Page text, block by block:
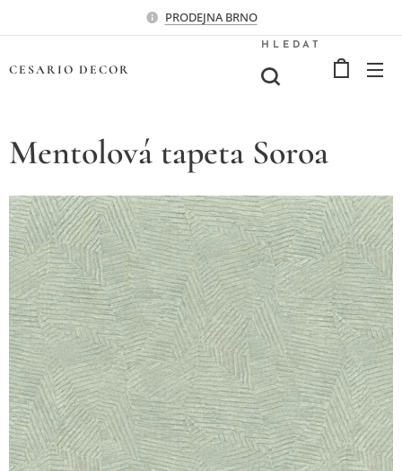
PRODEJNA BRNO
CESARIO DECOR
HLEDAT
Mentolová tapeta Soroa